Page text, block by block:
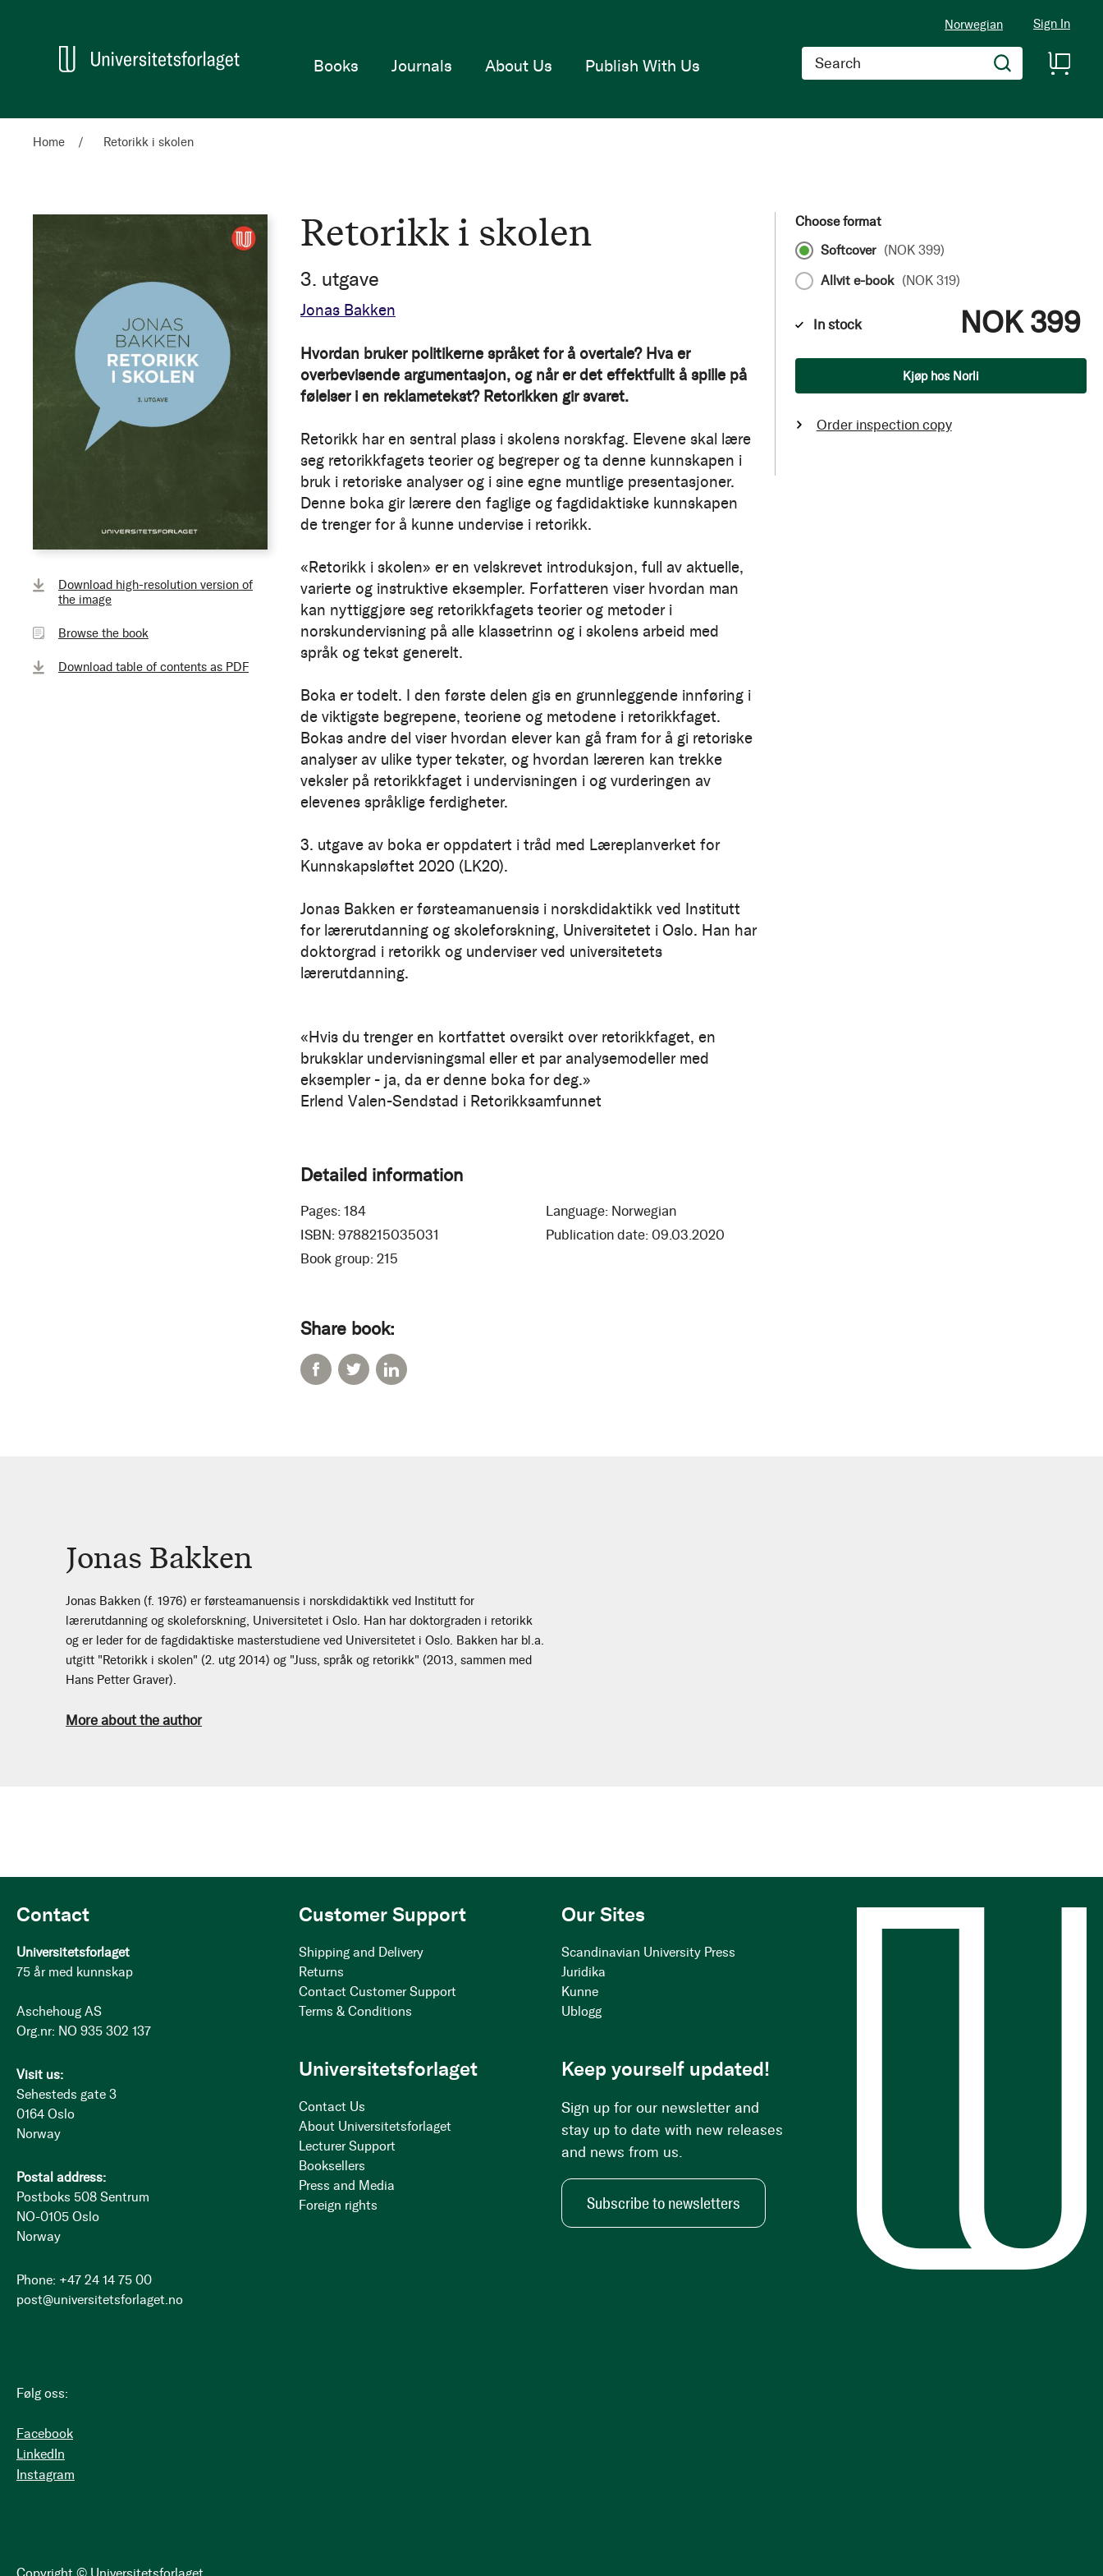
Norwegian Sign In
Search
Home
Books Journals About Us Publish With Us
Home Retorikk i skolen
Download high-resolution version of
the image
Browse
the
Browse the book
Download table of contents as PDF
Retorikk i skolen
3. utgave
Jonas Bakken
Hvordan bruker politikerne språket for å overtale? Hva er
overbevisende argumentasjon, og når er det effektfullt å spille på
følelser i en reklametekst? Retorikken gir svaret.
Retorikk har en sentral plass i skolens norskfag. Elevene skal lære
seg retorikkfagets teorier og begreper og ta denne kunnskapen i
bruk i retoriske analyser og i sine egne muntlige presentasjoner.
Denne boka gir lærere den faglige og fagdidaktiske kunnskapen
de trenger for å kunne undervise i retorikk.
«Retorikk i skolen» er en velskrevet introduksjon, full av aktuelle,
varierte og instruktive eksempler. Forfatteren viser hvordan man
kan nyttiggjøre seg retorikkfagets teorier og metoder i
norskundervisning på alle klassetrinn og i skolens arbeid med
språk og tekst generelt.
Boka er todelt. I den første delen gis en grunnleggende innføring i
de viktigste begrepene, teoriene og metodene i retorikkfaget.
Bokas andre del viser hvordan elever kan gå fram for å gi retoriske
analyser av ulike typer tekster, og hvordan læreren kan trekke
veksler på retorikkfaget i undervisningen i og vurderingen av
elevenes språklige ferdigheter.
3. utgave av boka er oppdatert i tråd med Læreplanverket for
Kunnskapsløftet 2020 (LK20).
Jonas Bakken er førsteamanuensis i norskdidaktikk ved Institutt
for lærerutdanning og skoleforskning, Universitetet i Oslo. Han har
doktorgrad i retorikk og underviser ved universitetets
lærerutdanning.
«Hvis du trenger en kortfattet oversikt over retorikkfaget, en
bruksklar undervisningsmal eller et par analysemodeller med
eksempler - ja, da er denne boka for deg.»
Erlend Valen-Sendstad i Retorikksamfunnet
Detailed information
Pages: 184 Language: Norwegian
ISBN: 9788215035031 Publication date: 09.03.2020
Book group: 215
Share book:
Choose format
Softcover (NOK 399)
Allvit e-book (NOK 319)
In stock NOK 399
Kjøp hos Norli
Order inspection copy
Jonas Bakken
Jonas Bakken (f. 1976) er førsteamanuensis i norskdidaktikk ved Institutt for
lærerutdanning og skoleforskning, Universitetet i Oslo. Han har doktorgraden i retorikk
og er leder for de fagdidaktiske masterstudiene ved Universitetet i Oslo. Bakken har bl.a.
utgitt "Retorikk i skolen" (2. utg 2014) og "Juss, språk og retorikk" (2013, sammen med
Hans Petter Graver).
More about the author
Contact
Universitetsforlaget
75 år med kunnskap
Aschehoug AS
Org.nr: NO 935 302 137
Visit us:
Sehesteds gate 3
0164 Oslo
Norway
Postal address:
Postboks 508 Sentrum
NO-0105 Oslo
Norway
Phone: +47 24 14 75 00
post@universitetsforlaget.no
Følg oss:
Facebook
LinkedIn
Instagram
Customer Support
Shipping and Delivery
Returns
Contact Customer Support
Terms & Conditions
Our Sites
Scandinavian University Press
Juridika
Kunne
Ublogg
Universitetsforlaget
Contact Us
About Universitetsforlaget
Lecturer Support
Booksellers
Press and Media
Foreign rights
Keep yourself updated!
Sign up for our newsletter and
stay up to date with new releases
and news from us.
Subscribe to newsletters